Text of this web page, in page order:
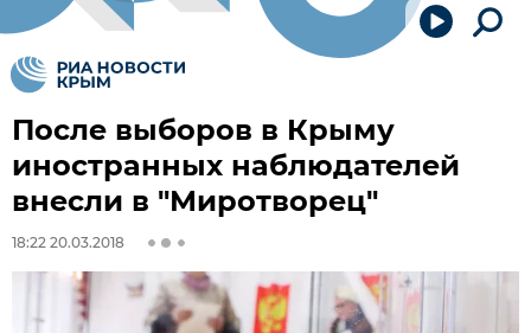
После выборов в Крыму
иностранных наблюдателей
внесли в "Миротворец"
18:22 20.03.2018